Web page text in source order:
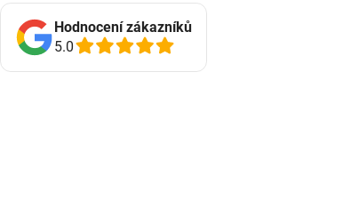
Hodnocení zákazníků
5.0